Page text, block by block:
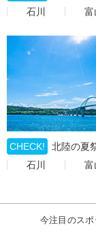
石川
富
CHECK!
北陸の夏
石川
富
今注目のス